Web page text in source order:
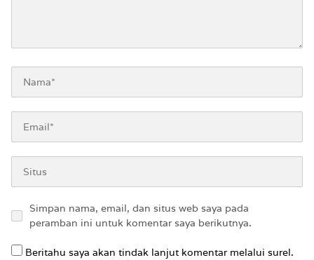
Simpan nama, email, dan situs web saya pada
peramban ini untuk komentar saya berikutnya.
Beritahu saya akan tindak lanjut komentar melalui surel.